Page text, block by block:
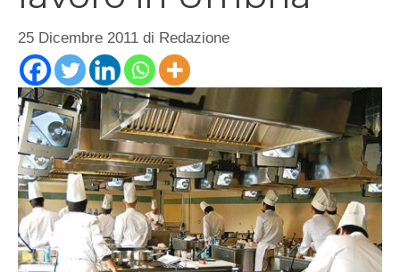
25 Dicembre 2011 di Redazione